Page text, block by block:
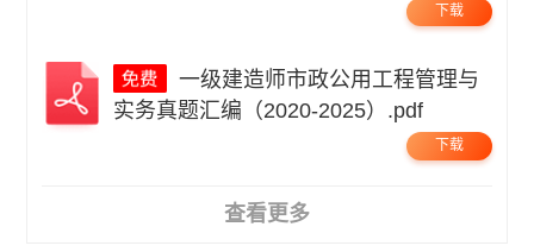
下载
一级建造师市政公用工程管理与
实务真题汇编（2020-2025）.pdf
下载
查看更多